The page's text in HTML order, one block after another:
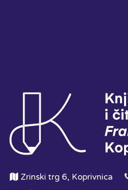
Zrinski trg 6, Koprivnica